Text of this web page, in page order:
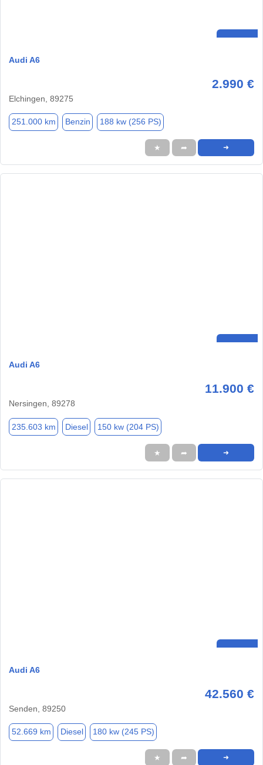
Audi A6
2.990 €
Elchingen, 89275
251.000 km Benzin 188 kw (256 PS)
★ ➦ ➜
Audi A6
11.900 €
Nersingen, 89278
235.603 km Diesel 150 kw (204 PS)
★ ➦ ➜
Audi A6
42.560 €
Senden, 89250
52.669 km Diesel 180 kw (245 PS)
★ ➦ ➜